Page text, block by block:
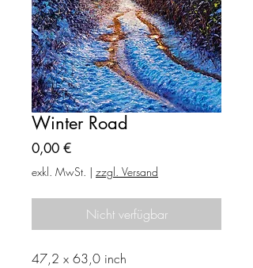
Winter Road
0,00 €Preis
exkl. MwSt. | zzgl. Versand
Nicht verfügbar
47,2 x 63,0 inch